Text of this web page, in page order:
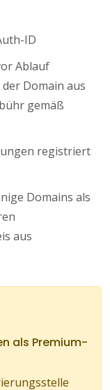
ID
Ablauf
Domain aus
gemäß
registriert
Domains als
aus
als Premium-